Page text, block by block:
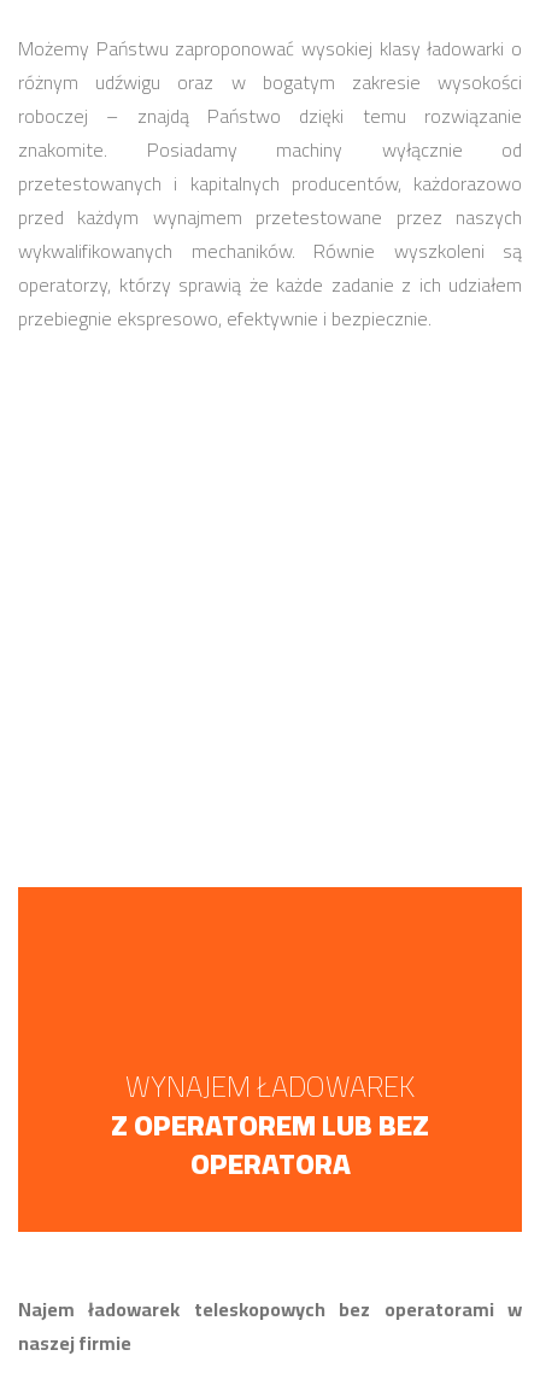
Możemy Państwu zaproponować wysokiej klasy ładowarki o
różnym udźwigu oraz w bogatym zakresie wysokości
roboczej – znajdą Państwo dzięki temu rozwiązanie
znakomite. Posiadamy machiny wyłącznie od
przetestowanych i kapitalnych producentów, każdorazowo
przed każdym wynajmem przetestowane przez naszych
wykwalifikowanych mechaników. Równie wyszkoleni są
operatorzy, którzy sprawią że każde zadanie z ich udziałem
przebiegnie ekspresowo, efektywnie i bezpiecznie.
WYNAJEM ŁADOWAREK
Z OPERATOREM LUB BEZ
OPERATORA
Najem ładowarek teleskopowych bez operatorami w
naszej firmie